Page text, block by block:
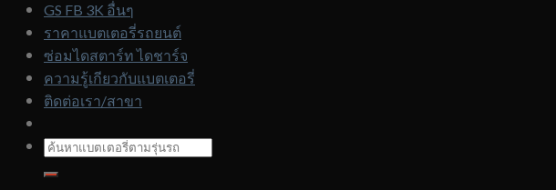
GS FB 3K อื่นๆ
ราคาแบตเตอรี่รถยนต์
ซ่อมไดสตาร์ท ไดชาร์จ
ความรู้เกียวกับแบตเตอรี่
ติดต่อเรา/สาขา
ค้นหา: